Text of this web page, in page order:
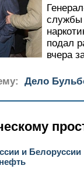
службы
подал
вчера
Дело
и Белоруссии